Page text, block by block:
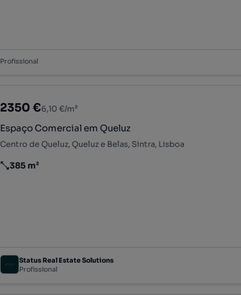
Profissional
2350 €6,10 €/m²
Espaço Comercial em Queluz
Centro de Queluz, Queluz e Belas, Sintra, Lisboa
Preço por metro quadrado
385 m²
Status Real Estate Solutions
Profissional